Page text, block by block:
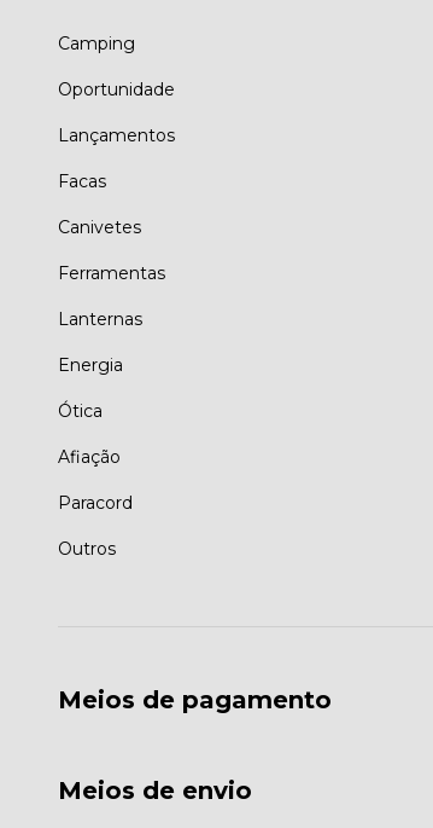
Camping
Oportunidade
Lançamentos
Facas
Canivetes
Ferramentas
Lanternas
Energia
Ótica
Afiação
Paracord
Outros
Meios de pagamento
Meios de envio